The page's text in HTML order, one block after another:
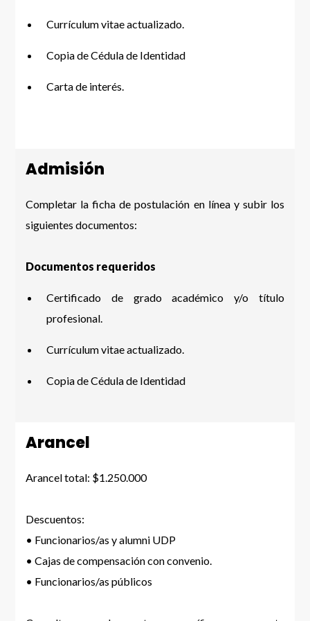
Currículum vitae actualizado.
Copia de Cédula de Identidad
Carta de interés.
Admisión
Completar la ficha de postulación en línea y subir los
siguientes documentos:
Documentos requeridos
Certificado de grado académico y/o título
profesional.
Currículum vitae actualizado.
Copia de Cédula de Identidad
Arancel
Arancel total: $1.250.000
Descuentos:
• Funcionarios/as y alumni UDP
• Cajas de compensación con convenio.
• Funcionarios/as públicos